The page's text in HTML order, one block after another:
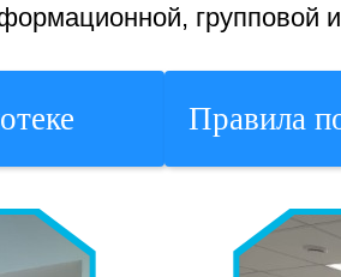
групповой
Правила